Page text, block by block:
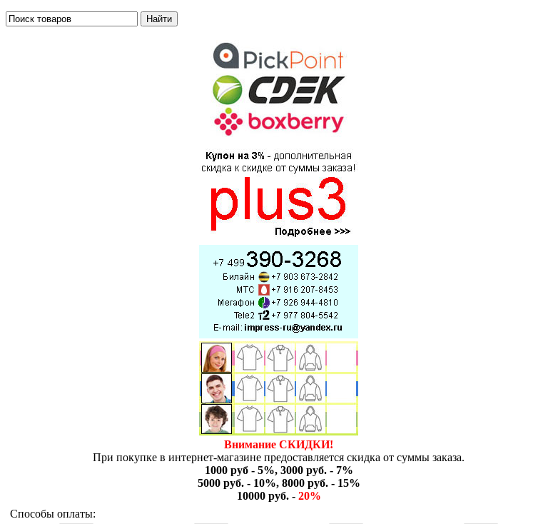
Внимание СКИДКИ!
При покупке в интернет-магазине предоставляется скидка от суммы заказа.
1000 руб - 5%, 3000 руб. - 7%
5000 руб. - 10%, 8000 руб. - 15%
10000 руб. - 20%
Способы оплаты: